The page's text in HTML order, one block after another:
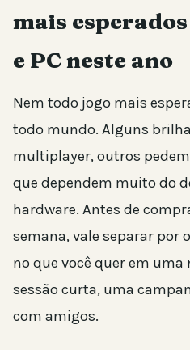
mais
e PC neste ano
Nem todo jogo mais
todo mundo. Alguns
multiplayer, outros
que dependem muito do
hardware. Antes de
semana, vale separar por
no que você quer em uma
sessão curta, uma
com amigos.